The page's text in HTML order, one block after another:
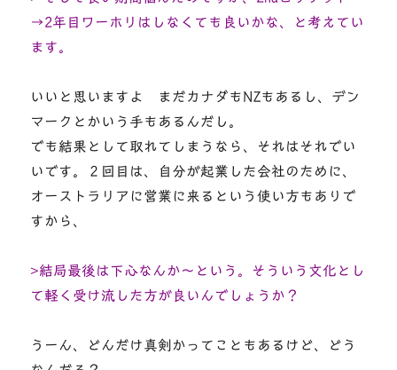
→2年目ワーホリはしなくても良いかな、と考えてい
ます。
いいと思いますよ まだカナダもNZもあるし、デン
マークとかいう手もあるんだし。
でも結果として取れてしまうなら、それはそれでい
いです。２回目は、自分が起業した会社のために、
オーストラリアに営業に来るという使い方もありで
すから、
>結局最後は下心なんか～という。そういう文化とし
て軽く受け流した方が良いんでしょうか？
うーん、どんだけ真剣かってこともあるけど、どう